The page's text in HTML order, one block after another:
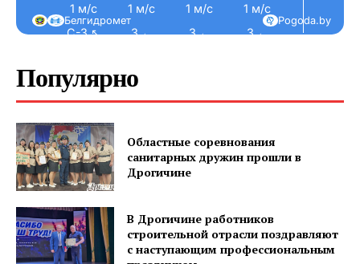
1 м/с
С-З ↖
1 м/с
З ←
1 м/с
З ←
1 м/с
З ←
З ←
Pogoda.by
Белгидромет
Популярно
Областные соревнования
санитарных дружин прошли в
Дрогичине
В Дрогичине работников
строительной отрасли поздравляют
с наступающим профессиональным